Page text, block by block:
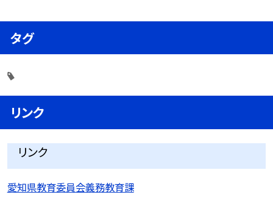
タグ
リンク
リンク
愛知県教育委員会義務教育課